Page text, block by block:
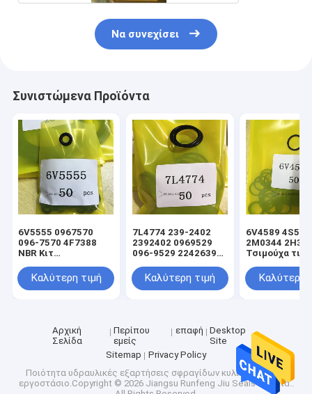
Να συνεχίσει
Συνιστώμενα Προϊόντα
6V5555 0967570
096-7570 4F7388
NBR Κιτ
υδραυλικού
κυλίνδρου φορτωτή
Καλύτερη τιμή
7L4774 239-2402
2392402 0969529
096-9529 2242639
στεγανοποίησης
υδραυλικού
Καλύτερη τιμή
6V4589
2M0344
Τσιμούχα
κυλίνδρου
ανύψωσης
Καλύτερη
Αρχική
Σελίδα
Περίπου
εμείς
επαφή
Desktop
Site
Sitemap
Privacy Policy
Ποιότητα υδραυλικές εξαρτήσεις σφραγίδων κυλίνδρωνΚίνα
εργοστάσιο.Copyright © 2026 Jiangsu Runfeng Jiu Seals Co., Ltd..